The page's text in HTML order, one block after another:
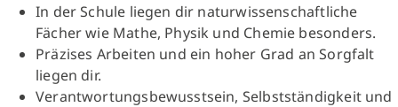
In der Schule liegen dir naturwissenschaftliche
Fächer wie Mathe, Physik und Chemie besonders.
Präzises Arbeiten und ein hoher Grad an Sorgfalt
liegen dir.
Verantwortungsbewusstsein, Selbstständigkeit und